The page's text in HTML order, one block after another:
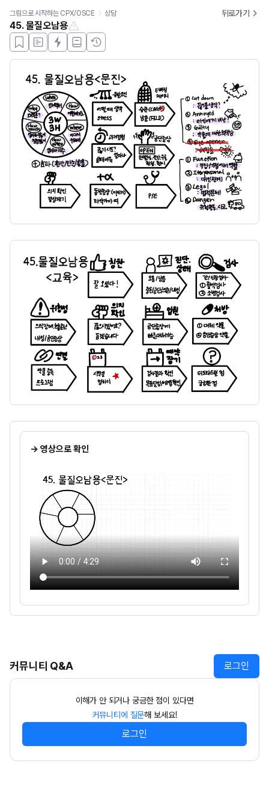
그림으로 시작하는 CPX/OSCE 상담 뒤로가기
45. 물질오남용
→ 영상으로 확인
커뮤니티 Q&A 로그인
이해가 안 되거나 궁금한 점이 있다면
커뮤니티에 질문해 보세요!
로그인